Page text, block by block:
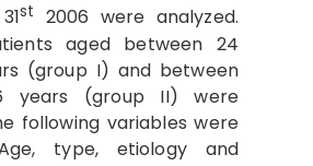
st
2006 were analyzed.
aged between 24
(group I) and between
years (group II) were
following variables were
type, etiology and